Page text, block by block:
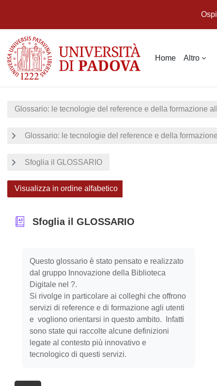
Home Altro
Glossario: le tecnologie del reference e della formazione
Glossario: le tecnologie del reference e della
Sfoglia il GLOSSARIO
Visualizza in ordine alfabetico
Sfoglia il GLOSSARIO
Questo glossario è stato pensato e realizzato
dal gruppo Innovazione della Biblioteca
Digitale nel ?.
Si rivolge in particolare ai colleghi che offrono
servizi di reference e di formazione agli utenti
e vogliono orientarsi in questo ambito. Infatti
sono state qui raccolte alcune definizioni
legate al contesto più innovativo e
tecnologico di questi servizi.